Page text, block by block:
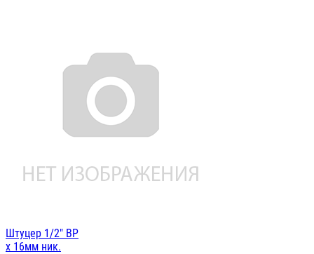
Штуцер 1/2" ВР
х 16мм ник.